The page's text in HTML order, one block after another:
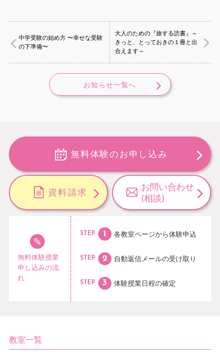
中学受験の始め方 〜幸せな受験
の下準備〜
大人のための『旅する読書』～
きっと、とっておきの１冊と出
合えます～
お知らせ一覧へ
無料体験のお申し込み
資料請求
お問い合わせ
(相談)
無料体験授業
申し込みの流
れ
STEP 各教室ページから体験申込
STEP 自動返信メールの受け取り
STEP 体験授業日程の確定
教室一覧